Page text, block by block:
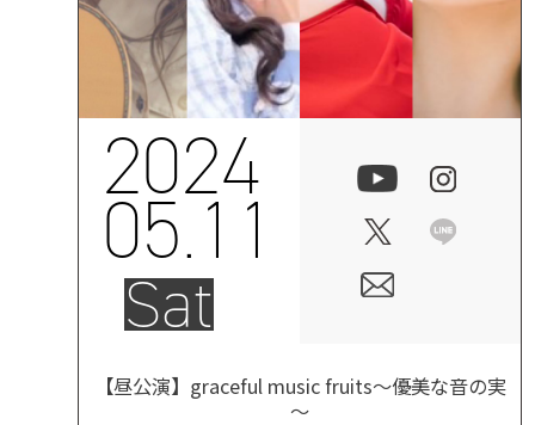
2024
05.11
Sat
【昼公演】graceful music fruits～優美な音の実
～